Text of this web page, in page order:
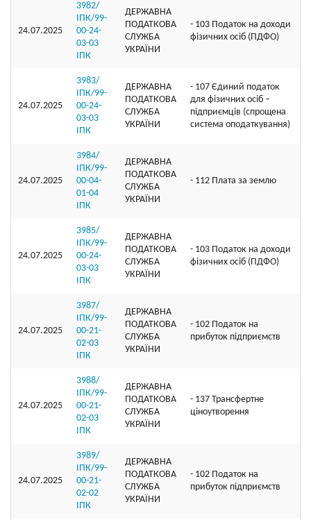
24.07.2025
3982/
ІПК/99-
00-24-
03-03
ІПК
ДЕРЖАВНА
ПОДАТКОВА
СЛУЖБА
УКРАЇНИ
- 103 Податок на доходи
фізичних осіб (ПДФО)
24.07.2025
3983/
ІПК/99-
00-24-
03-03
ІПК
ДЕРЖАВНА
ПОДАТКОВА
СЛУЖБА
УКРАЇНИ
- 107 Єдиний податок
для фізичних осіб –
підприємців (спрощена
система оподаткування)
24.07.2025
3984/
ІПК/99-
00-04-
01-04
ІПК
ДЕРЖАВНА
ПОДАТКОВА
СЛУЖБА
УКРАЇНИ
- 112 Плата за землю
24.07.2025
3985/
ІПК/99-
00-24-
03-03
ІПК
ДЕРЖАВНА
ПОДАТКОВА
СЛУЖБА
УКРАЇНИ
- 103 Податок на доходи
фізичних осіб (ПДФО)
24.07.2025
3987/
ІПК/99-
00-21-
02-03
ІПК
ДЕРЖАВНА
ПОДАТКОВА
СЛУЖБА
УКРАЇНИ
- 102 Податок на
прибуток підприємств
24.07.2025
3988/
ІПК/99-
00-21-
02-03
ІПК
ДЕРЖАВНА
ПОДАТКОВА
СЛУЖБА
УКРАЇНИ
- 137 Трансфертне
ціноутворення
24.07.2025
3989/
ІПК/99-
00-21-
02-02
ІПК
ДЕРЖАВНА
ПОДАТКОВА
СЛУЖБА
УКРАЇНИ
- 102 Податок на
прибуток підприємств